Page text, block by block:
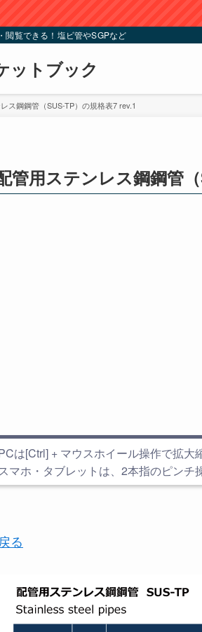
閲覧できる！塩ビ管やSGPなど
ットブック
ス鋼鋼管（SUS-TP）の規格表7 rev.1
管用ステンレス鋼鋼管
は[Ctrl] + マウスホイール操作で拡大
マホ・タブレットは、2本指のピンチ
戻る